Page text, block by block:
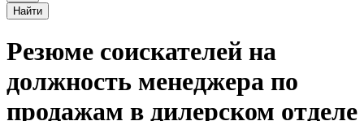
Найти
Резюме соискателей на
должность менеджера по
продажам в дилерском отделе